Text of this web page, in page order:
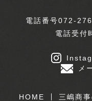
電話番号072-
電話受付
メ
HOME 三嶋商